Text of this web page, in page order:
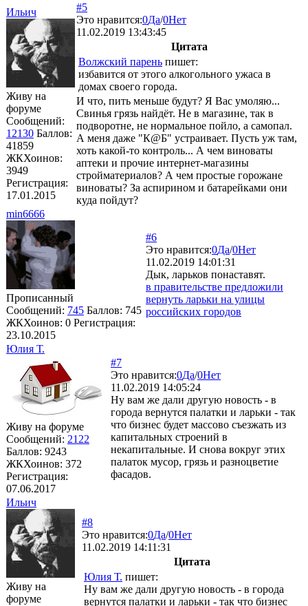
Ильич
Живу на
форуме
Сообщений:
12130 Баллов:
41859
ЖКХоинов:
3949
Регистрация:
17.01.2015
#5
Это нравится:0Да/0Нет
11.02.2019 13:43:45
Цитата
Волжский парень пишет:
избавится от этого алкогольного ужаса в
домах своего города.
И что, пить меньше будут? Я Вас умоляю...
Свинья грязь найдёт. Не в магазине, так в
подворотне, не нормальное пойло, а самопал.
А меня даже "К@Б" устраивает. Пусть уж там,
хоть какой-то контроль... А чем виноваты
аптеки и прочие интернет-магазины
стройматериалов? А чем простые горожане
виноваты? За аспирином и батарейками они
куда пойдут?
min6666
Прописанный
Сообщений: 745 Баллов: 745
ЖКХоинов: 0 Регистрация:
23.10.2015
#6
Это нравится:0Да/0Нет
11.02.2019 14:01:31
Дык, ларьков понаставят.
в правительстве предложили
вернуть ларьки на улицы
российских городов
Юлия Т.
Живу на форуме
Сообщений: 2122
Баллов: 9243
ЖКХоинов: 372
Регистрация:
07.06.2017
#7
Это нравится:0Да/0Нет
11.02.2019 14:05:24
Ну вам же дали другую новость - в
города вернутся палатки и ларьки - так
что бизнес будет массово съезжать из
капитальных строений в
некапитальные. И снова вокруг этих
палаток мусор, грязь и разноцветие
фасадов.
Ильич
Живу на
форуме
#8
Это нравится:0Да/0Нет
11.02.2019 14:11:31
Цитата
Юлия Т. пишет:
Ну вам же дали другую новость - в города
вернутся палатки и ларьки - так что бизнес